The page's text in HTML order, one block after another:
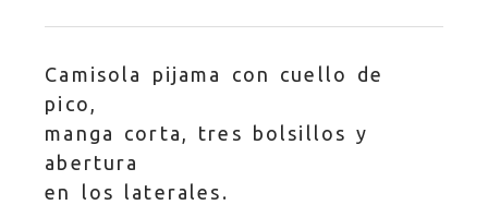
Camisola pijama con cuello de
pico,
manga corta, tres bolsillos y
abertura
en los laterales.